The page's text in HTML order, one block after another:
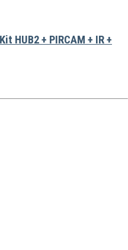
HUB2 + PIRCAM + IR +